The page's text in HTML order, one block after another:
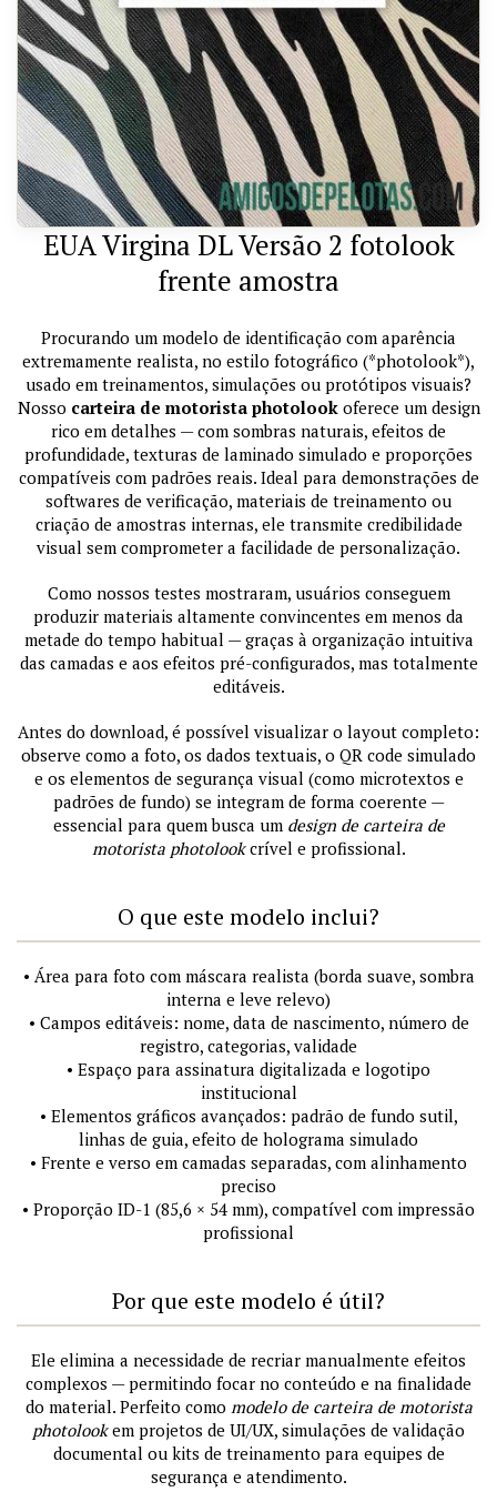
EUA Virgina DL Versão 2 fotolook
frente amostra
Procurando um modelo de identificação com aparência
extremamente realista, no estilo fotográfico (*photolook*),
usado em treinamentos, simulações ou protótipos visuais?
Nosso carteira de motorista photolookoferece um design
rico em detalhes — com sombras naturais, efeitos de
profundidade, texturas de laminado simulado e proporções
compatíveis com padrões reais. Ideal para demonstrações de
softwares de verificação, materiais de treinamento ou
criação de amostras internas, ele transmite credibilidade
visual sem comprometer a facilidade de personalização.
Como nossos testes mostraram, usuários conseguem
produzir materiais altamente convincentes em menos da
metade do tempo habitual — graças à organização intuitiva
das camadas e aos efeitos pré-configurados, mas totalmente
editáveis.
Antes do download, é possível visualizar o layout completo:
observe como a foto, os dados textuais, o QR code simulado
e os elementos de segurança visual (como microtextos e
padrões de fundo) se integram de forma coerente —
essencial para quem busca um design de carteira de
motorista photolookcrível e profissional.
O que este modelo inclui?
• Área para foto com máscara realista (borda suave, sombra
interna e leve relevo)
• Campos editáveis: nome, data de nascimento, número de
registro, categorias, validade
• Espaço para assinatura digitalizada e logotipo
institucional
• Elementos gráficos avançados: padrão de fundo sutil,
linhas de guia, efeito de holograma simulado
• Frente e verso em camadas separadas, com alinhamento
preciso
• Proporção ID-1 (85,6 × 54 mm), compatível com impressão
profissional
Por que este modelo é útil?
Ele elimina a necessidade de recriar manualmente efeitos
complexos — permitindo focar no conteúdo e na finalidade
do material. Perfeito como modelo de carteira de motorista
photolookem projetos de UI/UX, simulações de validação
documental ou kits de treinamento para equipes de
segurança e atendimento.